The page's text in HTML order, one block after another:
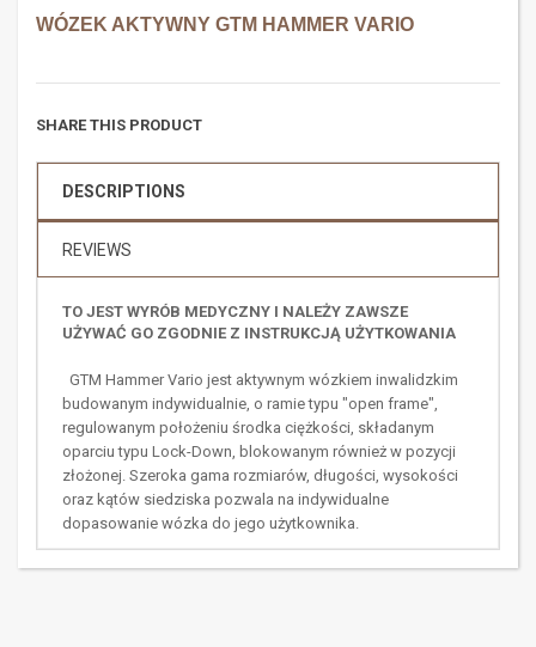
WÓZEK AKTYWNY GTM HAMMER VARIO
SHARE THIS PRODUCT
DESCRIPTIONS
REVIEWS
TO JEST WYRÓB MEDYCZNY I NALEŻY ZAWSZE
UŻYWAĆ GO ZGODNIE Z INSTRUKCJĄ UŻYTKOWANIA
GTM Hammer Vario jest aktywnym wózkiem inwalidzkim
budowanym indywidualnie, o ramie typu "open frame",
regulowanym położeniu środka ciężkości, składanym
oparciu typu Lock-Down, blokowanym również w pozycji
złożonej. Szeroka gama rozmiarów, długości, wysokości
oraz kątów siedziska pozwala na indywidualne
dopasowanie wózka do jego użytkownika.